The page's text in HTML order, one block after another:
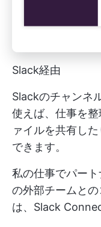
Slack経由
Slackのチャンネ
使えば、仕事を
ァイルを共有し
できます。
私の仕事でパー
の外部チームと
は、Slack